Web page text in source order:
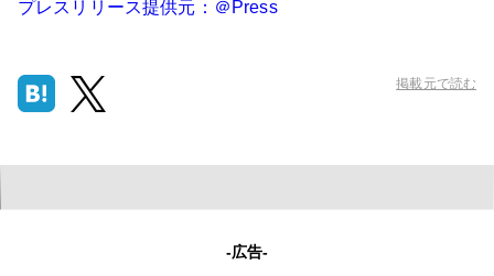
プレスリリース提供元：＠Press
掲載元で読む
-広告-